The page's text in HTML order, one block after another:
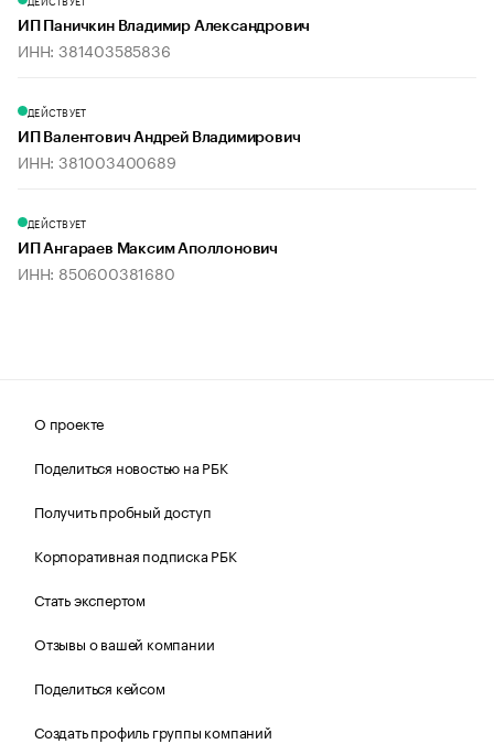
ИП Паничкин Владимир Александрович
ИНН: 381403585836
ДЕЙСТВУЕТ
ИП Валентович Андрей Владимирович
ИНН: 381003400689
ДЕЙСТВУЕТ
ИП Ангараев Максим Аполлонович
ИНН: 850600381680
О проекте
Поделиться новостью на РБК
Получить пробный доступ
Корпоративная подписка РБК
Стать экспертом
Отзывы о вашей компании
Поделиться кейсом
Создать профиль группы компаний